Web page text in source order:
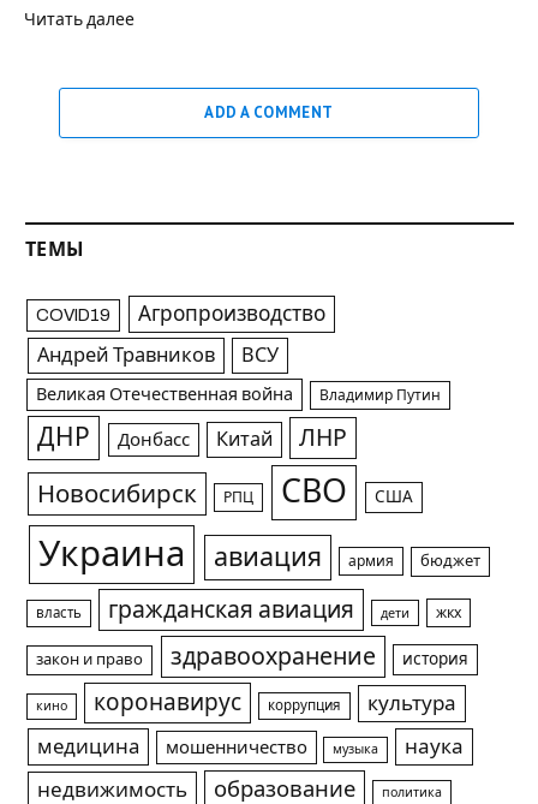
Читать далее
ADD A COMMENT
ТЕМЫ
COVID19 Агропроизводство
Андрей Травников ВСУ
Великая Отечественная война Владимир Путин
ДНР Донбасс Китай ЛНР
Новосибирск РПЦ СВО США
Украина авиация армия бюджет
власть гражданская авиация дети жкх
закон и право здравоохранение история
кино коронавирус коррупция
культура
медицина
мошенничество музыка
наука
недвижимость
образование политика